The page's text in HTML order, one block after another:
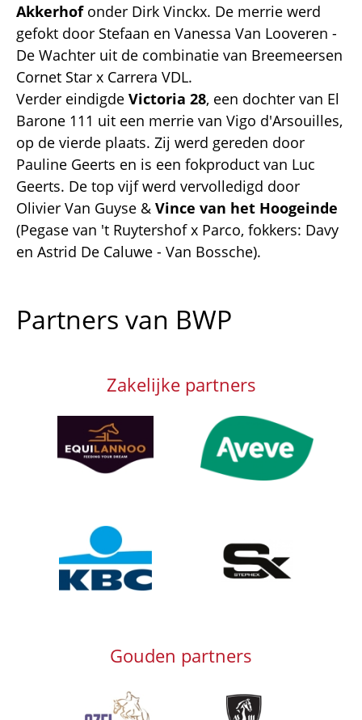
Akkerhofonder Dirk Vinckx. De merrie werd
gefokt door Stefaan en Vanessa Van Looveren -
De Wachter uit de combinatie van Breemeersen
Cornet Star x Carrera VDL.
Verder eindigde Victoria 28, een dochter van El
Barone 111 uit een merrie van Vigo d'Arsouilles,
op de vierde plaats. Zij werd gereden door
Pauline Geerts en is een fokproduct van Luc
Geerts. De top vijf werd vervolledigd door
Olivier Van Guyse & Vince van het Hoogeinde
(Pegase van 't Ruytershof x Parco, fokkers: Davy
en Astrid De Caluwe - Van Bossche).
Partners van BWP
Zakelijke partners
Afbeelding Afbeelding
Afbeelding
Gouden partners
Afbeelding Afbeelding